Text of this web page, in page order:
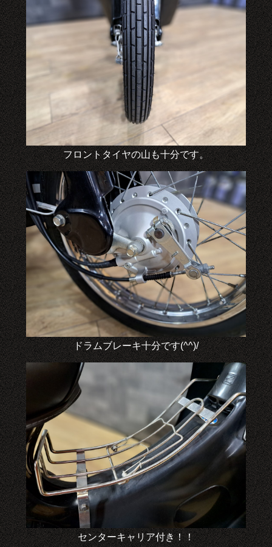
フロントタイヤの山も十分です。
ドラムブレーキ十分です(^^)/
センターキャリア付き！！